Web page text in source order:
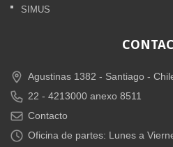
SIMUS
Agustinas 1382 - Santiago -
22 - 4213000 anexo 8511
Contacto
Oficina de partes: Lunes a